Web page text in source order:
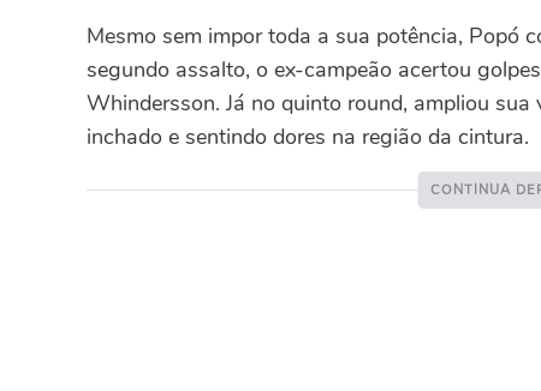
Mesmo sem impor toda a sua potência, Popó
segundo assalto, o ex-campeão acertou
Whindersson. Já no quinto round, ampliou
inchado e sentindo dores na região da cintura.